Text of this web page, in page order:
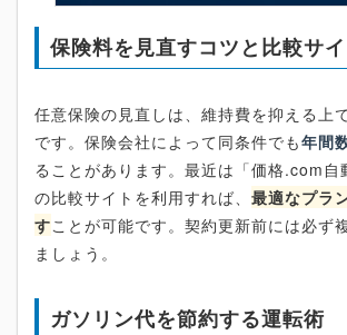
保険料を見直すコツと比較サ
任意保険の見直しは、維持費を抑える上
です。保険会社によって同条件でも年間
ることがあります。最近は「価格.com自
の比較サイトを利用すれば、 最適なプラ
すことが可能です。契約更新前には必ず
ましょう。
ガソリン代を節約する運転術